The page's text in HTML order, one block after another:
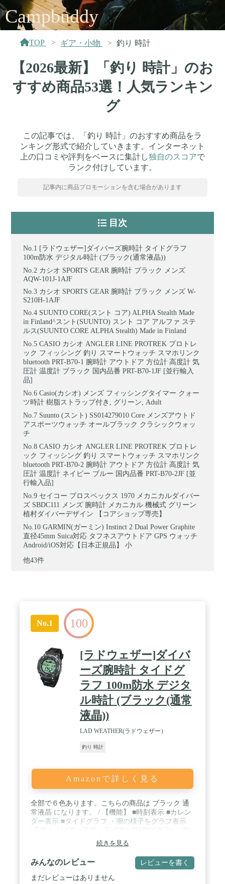
Campbuddy
TOP ギア・小物 釣り 時計
【2026最新】「釣り 時計」のお
すすめ商品53選！人気ランキン
グ
この記事では、「釣り 時計」のおすすめ商品をラ
ンキング形式で紹介していきます。インターネット
上の口コミや評判をベースに集計し独自のスコアで
ランク付けしています。
記事内に商品プロモーションを含む場合があります
目次
[ラドウェザー]ダイバーズ腕時計 タイドグラフ
100m防水 デジタル時計 (ブラック(通常液晶))
カシオ SPORTS GEAR 腕時計 ブラック メンズ
AQW-101J-1AJF
カシオ SPORTS GEAR 腕時計 ブラック メンズ W-
S210H-1AJF
SUUNTO CORE(スント コア) ALPHA Stealth Made
in Finland^スント(SUUNTO) スント コア アルファ ステ
ルス(SUUNTO CORE ALPHA Stealth) Made in Finland
CASIO カシオ ANGLER LINE PROTREK プロトレ
ック フィッシング 釣り スマートウォッチ スマホリンク
bluetooth PRT-B70-1 腕時計 アウトドア 方位計 高度計 気
圧計 温度計 ブラック 国内品番 PRT-B70-1JF [並行輸入
品]
Casio(カシオ) メンズ フィッシングタイマー クォー
ツ時計 樹脂ストラップ付き, グリーン, Adult
Suunto (スント) SS014279010 Core メンズアウトド
アスポーツウォッチ オールブラック クラシックウォッ
チ
CASIO カシオ ANGLER LINE PROTREK プロトレ
ック フィッシング 釣り スマートウォッチ スマホリンク
bluetooth PRT-B70-2 腕時計 アウトドア 方位計 高度計 気
圧計 温度計 ネイビー ブルー 国内品番 PRT-B70-2JF [並
行輸入品]
セイコー プロスペックス 1970 メカニカルダイバー
ズ SBDC111 メンズ 腕時計 メカニカル 機械式 グリーン
植村ダイバーデザイン 【コアショップ専売】
GARMIN(ガーミン) Instinct 2 Dual Power Graphite
直径45mm Suica対応 タフネスアウトドア GPS ウォッチ
Android/iOS対応【日本正規品】 小
他43件
No.1 100
[ラドウェザー]ダイバ
ーズ腕時計 タイドグ
ラフ 100m防水 デジタ
ル時計 (ブラック(通常
液晶))
LAD WEATHER(ラドウェザー）
釣り 時計
Amazonで詳しく見る
全部で６色あります。こちらの商品は ブラック 通
常液晶 になります。 / 【機能】 ■時刻表示 ■カレン
ダー表示 ■タイドグラフ ・潮の様子をグラフ表示
の状態をグラフ表示(大潮・中潮・小潮を3段階で表
示) ・20か所のポイント登録 ・登録したポイントの
潮の状態の確認 ・登録したポイントの満潮時間の予
測 ■ムーンデータ ・月齢をグラフで表示(新月から
満月まで16段階で表示) ・20か所のポイント登録 ・
続きを見る
みんなのレビュー レビューを書く
まだレビューはありません